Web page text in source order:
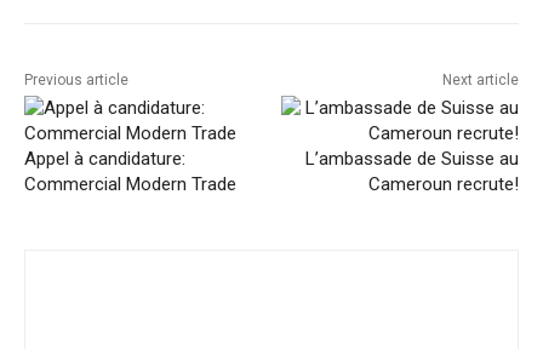
Previous article
Appel à candidature:
Commercial Modern Trade
Next article
L’ambassade de Suisse au
Cameroun recrute!